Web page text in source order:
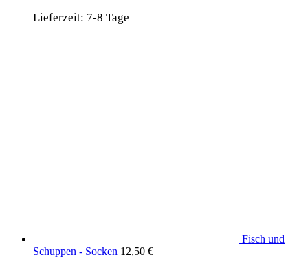
Lieferzeit: 7-8 Tage
Fisch und
Schuppen - Socken 12,50 €